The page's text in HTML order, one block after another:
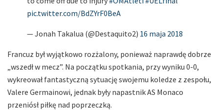
pic.twitter.com/BdZYrF0BeA
— Jonah Takalua (@Destaquito2) 16 maja 2018
Francuz był wyjątkowo rozżalony, ponieważ naprawdę dobrze
„wszedł w mecz”. Na początku spotkania, przy wyniku 0-0,
wykreował fantastyczną sytuację swojemu koledze z zespołu,
Valere Germainowi, jednak były napastnik AS Monaco
przeniósł piłkę nad poprzeczką.